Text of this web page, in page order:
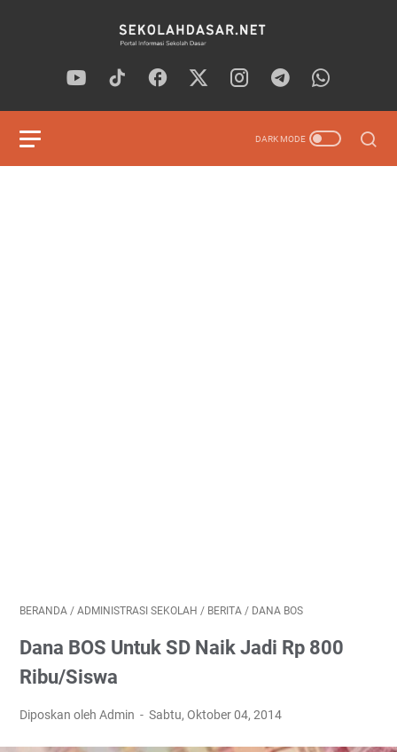
BERANDA / ADMINISTRASI SEKOLAH / BERITA / DANA BOS
Dana BOS Untuk SD Naik Jadi Rp 800
Ribu/Siswa
Diposkan oleh Admin Sabtu, Oktober 04, 2014